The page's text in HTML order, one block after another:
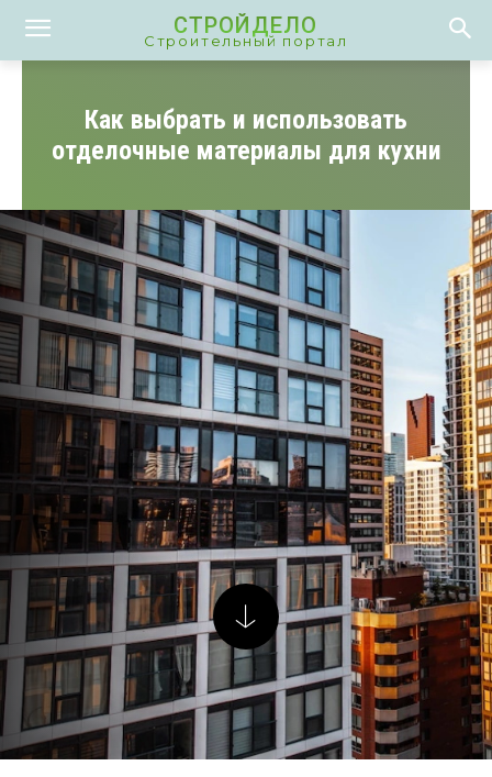
СТРОЙДЕЛО
Строительный портал
Как выбрать и использовать
отделочные материалы для кухни